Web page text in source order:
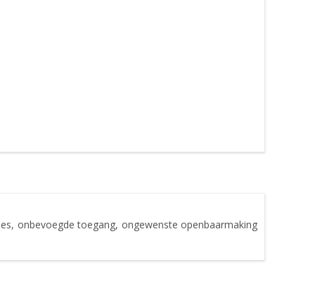
onbevoegde toegang, ongewenste openbaarmaking